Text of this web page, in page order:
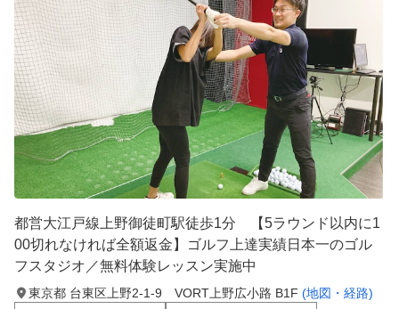
都営大江戸線上野御徒町駅徒歩1分 【5ラウンド以内に1
00切れなければ全額返金】ゴルフ上達実績日本一のゴル
フスタジオ／無料体験レッスン実施中
東京都 台東区上野2-1-9 VORT上野広小路 B1F (地図・経路)